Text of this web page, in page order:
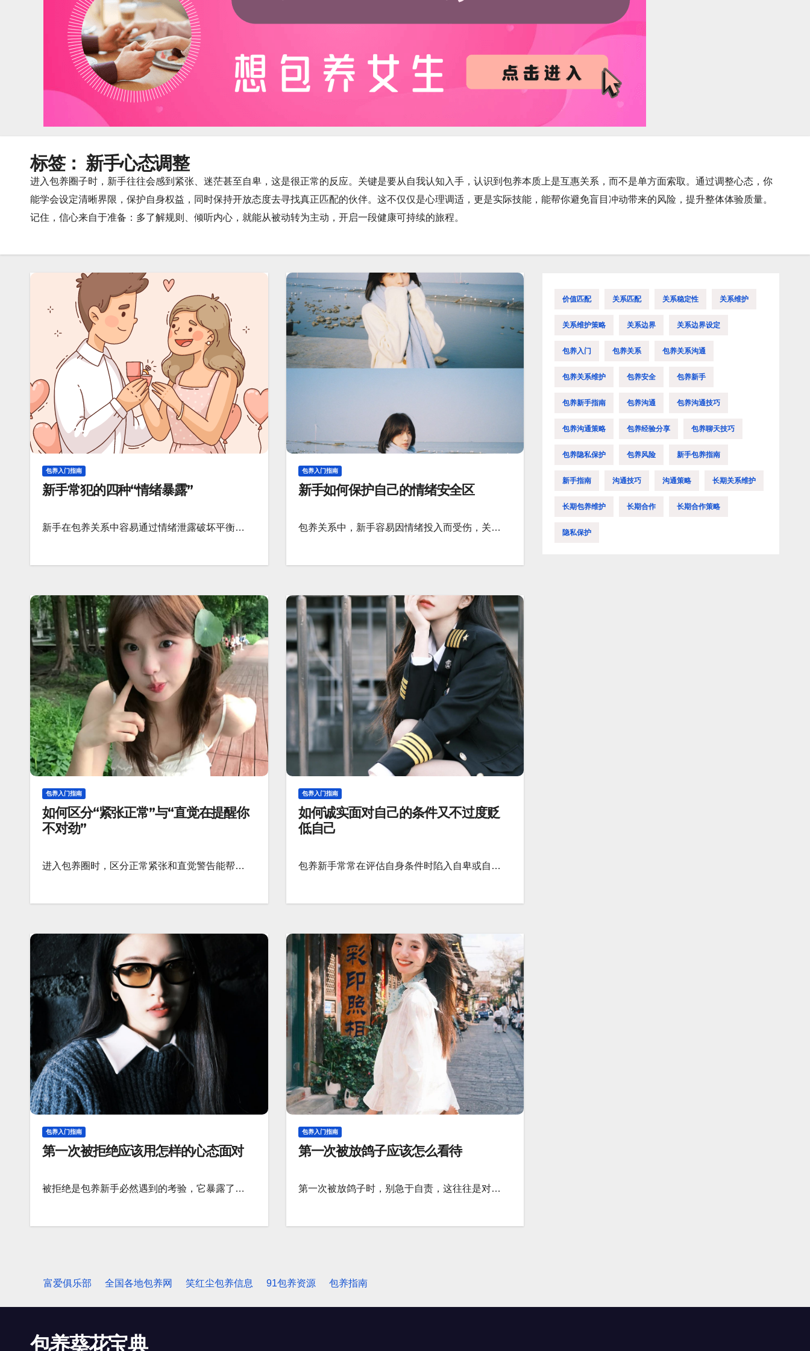
标签： 新手心态调整
进入包养圈子时，新手往往会感到紧张、迷茫甚至自卑，这是很正常的反应。关键是要从自我认知入手，认识到包养本质上是互惠关系，而不是单方面索取。通过调整心态，你
能学会设定清晰界限，保护自身权益，同时保持开放态度去寻找真正匹配的伙伴。这不仅仅是心理调适，更是实际技能，能帮你避免盲目冲动带来的风险，提升整体体验质量。
记住，信心来自于准备：多了解规则、倾听内心，就能从被动转为主动，开启一段健康可持续的旅程。
包养入门指南
新手常犯的四种“情绪暴露”
新手在包养关系中容易通过情绪泄露破坏平衡…
包养入门指南
新手如何保护自己的情绪安全区
包养关系中，新手容易因情绪投入而受伤，关…
包养入门指南
如何区分“紧张正常”与“直觉在提醒你
不对劲”
进入包养圈时，区分正常紧张和直觉警告能帮…
包养入门指南
如何诚实面对自己的条件又不过度贬
低自己
包养新手常常在评估自身条件时陷入自卑或自…
包养入门指南
第一次被拒绝应该用怎样的心态面对
被拒绝是包养新手必然遇到的考验，它暴露了…
包养入门指南
第一次被放鸽子应该怎么看待
第一次被放鸽子时，别急于自责，这往往是对…
价值匹配 关系匹配 关系稳定性 关系维护
关系维护策略 关系边界 关系边界设定
包养入门 包养关系 包养关系沟通
包养关系维护 包养安全 包养新手
包养新手指南 包养沟通 包养沟通技巧
包养沟通策略 包养经验分享 包养聊天技巧
包养隐私保护 包养风险 新手包养指南
新手指南 沟通技巧 沟通策略 长期关系维护
长期包养维护 长期合作 长期合作策略
隐私保护
富爱俱乐部 全国各地包养网 笑红尘包养信息 91包养资源 包养指南
包养葵花宝典